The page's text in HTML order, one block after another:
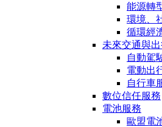
能源轉
環境、
循環經
未來交通與
自動駕
電動出
自行車
數位信任服務
電池服務
歐盟電